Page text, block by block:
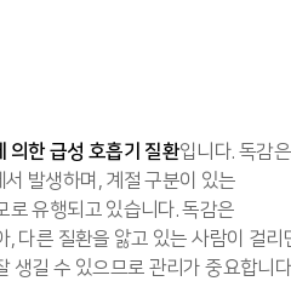
의한 급성 호흡기 질환입니다. 독감은
발생하며, 계절 구분이 있는
로 유행되고 있습니다. 독감은
, 다른 질환을 앓고 있는 사람이 걸리
생길 수 있으므로 관리가 중요합니